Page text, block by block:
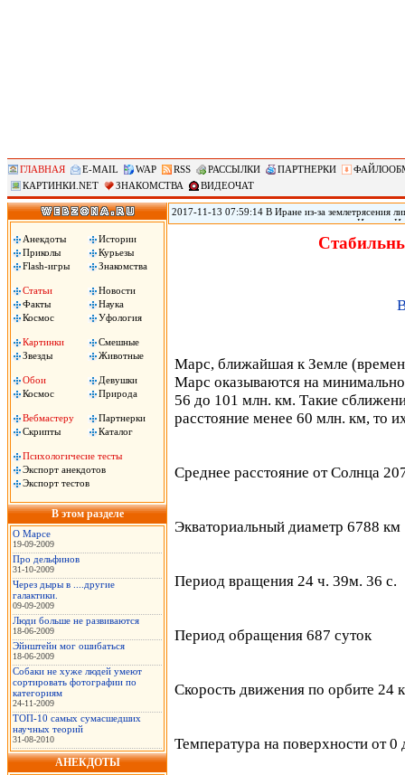
ГЛАВНАЯ E-MAIL WAP RSS РАССЫЛКИ ПАРТНЕРКИ
КАРТИНКИ.NET
ЗНАКОМСТВА ВИДЕОЧАТ
Анекдоты
Истории
Приколы
Курьезы
Flash-игры
Знакомства
Статьи
Новости
Факты
Наука
Космос
Уфология
Картинки
Смешные
Звезды
Животные
Обои
Девушки
Космос
Природа
Вебмастеру
Партнерки
Скрипты
Каталог
Психологичесие тесты
Экспорт анекдотов
Экспорт тестов
В этом разделе
О Марсе
19-09-2009
Про дельфинов
31-10-2009
Через дыры в ....другие
галактики.
09-09-2009
Люди больше не развиваются
18-06-2009
Эйнштейн мог ошибаться
18-06-2009
Собаки не хуже людей умеют
сортировать фотографии по
категориям
24-11-2009
ТОП-10 самых сумасшедших
научных теорий
31-08-2010
АНЕКДОТЫ
2017-11-13 07:59:14 В Иране из-за землетрясения
произошедшего в воскресенье на границе Ирана с
вырасти, передает РИА «Новости».
Марс, ближайшая к Земле
Марс оказываются на
56 до 101 млн. км. Такие
расстояние менее 60 млн. км, то
Среднее расстояние от Солнца
Экваториальный диаметр 6788 км
Период вращения 24 ч. 39м. 36 с.
Период обращения 687 суток
Скорость движения по орбите 24
Температура на поверхности от